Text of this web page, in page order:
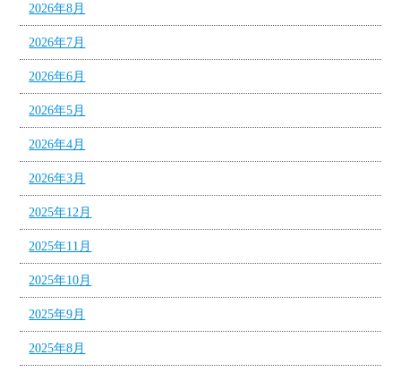
2026年8月
2026年7月
2026年6月
2026年5月
2026年4月
2026年3月
2025年12月
2025年11月
2025年10月
2025年9月
2025年8月